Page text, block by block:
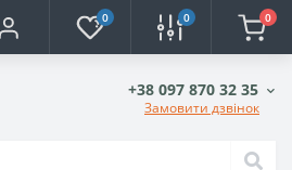
0 0 0
+38 097 870 32 35
Замовити дзвінок